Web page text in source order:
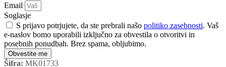
Email
Soglasje
S prijavo potrjujete, da ste prebrali našo politiko zasebnosti. Vaš
e-naslov bomo uporabili izključno za obvestila o otvoritvi in
posebnih ponudbah. Brez spama, obljubimo.
Obvestite me
Šifra: MK01733